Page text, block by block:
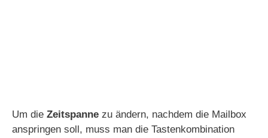
Um die Zeitspanne zu ändern, nachdem die Mailbox
anspringen soll, muss man die Tastenkombination